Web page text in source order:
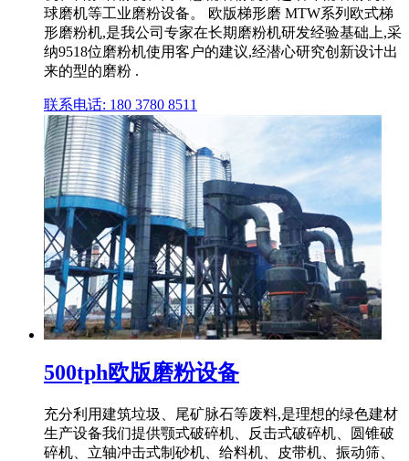
球磨机等工业磨粉设备。 欧版梯形磨 MTW系列欧式梯
形磨粉机,是我公司专家在长期磨粉机研发经验基础上,采
纳9518位磨粉机使用客户的建议,经潜心研究创新设计出
来的型的磨粉 .
联系电话: 180 3780 8511
500tph欧版磨粉设备
充分利用建筑垃圾、尾矿脉石等废料,是理想的绿色建材
生产设备我们提供颚式破碎机、反击式破碎机、圆锥破
碎机、立轴冲击式制砂机、给料机、皮带机、振动筛、